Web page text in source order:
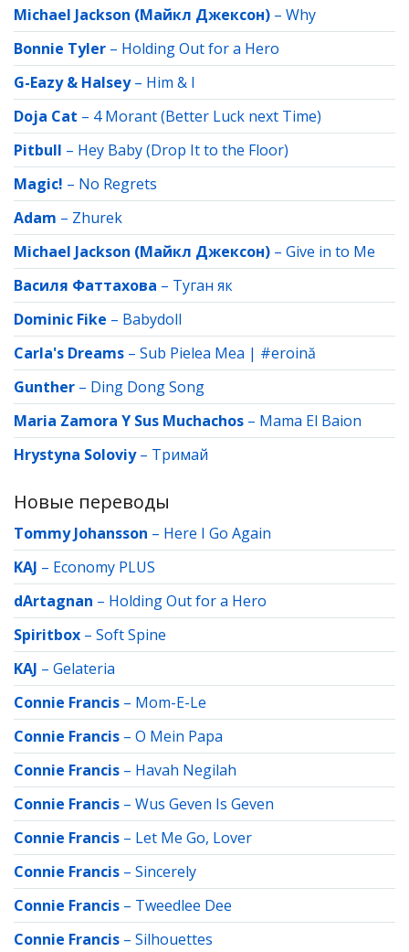
Michael Jackson (Майкл Джексон) – Why
Bonnie Tyler – Holding Out for a Hero
G-Eazy & Halsey– Him & I
Doja Cat – 4 Morant (Better Luck next Time)
Pitbull – Hey Baby (Drop It to the Floor)
Magic! – No Regrets
Adam – Zhurek
Michael Jackson (Майкл Джексон) – Give in to Me
Василя Фаттахова – Туган як
Dominic Fike – Babydoll
Carla's Dreams – Sub Pielea Mea | #eroină
Gunther – Ding Dong Song
Maria Zamora Y Sus Muchachos – Mama El Baion
Hrystyna Soloviy– Тримай
Новые переводы
Tommy Johansson – Here I Go Again
KAJ – Economy PLUS
dArtagnan – Holding Out for a Hero
Spiritbox – Soft Spine
KAJ – Gelateria
Connie Francis – Mom-E-Le
Connie Francis – O Mein Papa
Connie Francis – Havah Negilah
Connie Francis – Wus Geven Is Geven
Connie Francis – Let Me Go, Lover
Connie Francis – Sincerely
Connie Francis – Tweedlee Dee
Connie Francis – Silhouettes